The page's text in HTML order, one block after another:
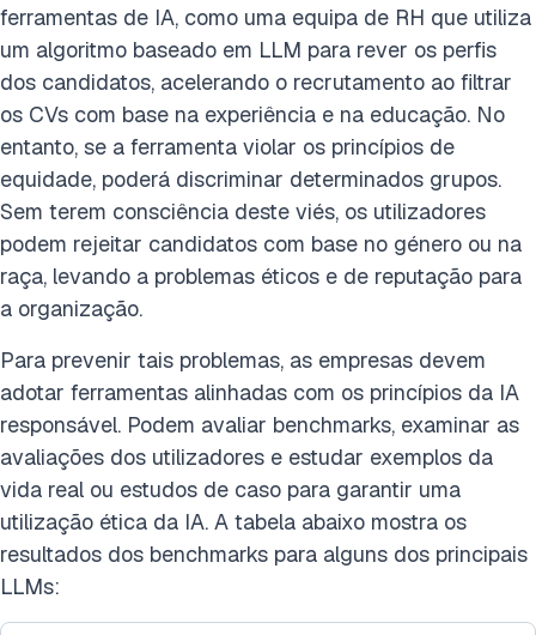
ferramentas de IA, como uma equipa de RH que utiliza
um algoritmo baseado em LLM para rever os perfis
dos candidatos, acelerando o recrutamento ao filtrar
os CVs com base na experiência e na educação. No
entanto, se a ferramenta violar os princípios de
equidade, poderá discriminar determinados grupos.
Sem terem consciência deste viés, os utilizadores
podem rejeitar candidatos com base no género ou na
raça, levando a problemas éticos e de reputação para
a organização.
Para prevenir tais problemas, as empresas devem
adotar ferramentas alinhadas com os princípios da IA
responsável. Podem avaliar benchmarks, examinar as
avaliações dos utilizadores e estudar exemplos da
vida real ou estudos de caso para garantir uma
utilização ética da IA. A tabela abaixo mostra os
resultados dos benchmarks para alguns dos principais
LLMs: